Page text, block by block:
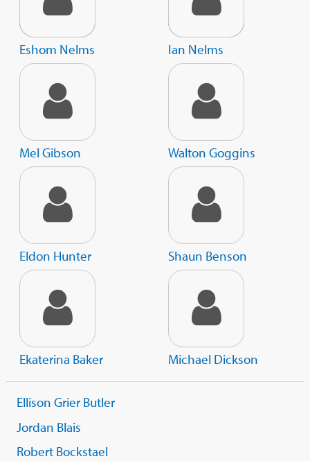
Eshom Nelms Ian Nelms
Mel Gibson Walton Goggins
Eldon Hunter Shaun Benson
Ekaterina Baker Michael Dickson
Ellison Grier Butler
Jordan Blais
Robert Bockstael